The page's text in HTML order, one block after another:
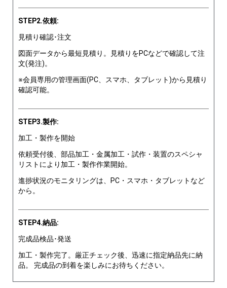
STEP2.依頼:
見積り確認･注文
図面データから最短見積り。見積りをPCなどで確認して注
文(発注)。
※会員専用の管理画面(PC、スマホ、タブレット)から見積り
確認可能。
STEP3.製作:
加工・製作を開始
依頼受付後、部品加工・金属加工・試作・装置のスペシャ
リストにより加工・製作作業開始。
進捗状況のモニタリングは、PC・スマホ・タブレットなど
から。
STEP4.納品:
完成品検品･発送
加工・製作完了。厳正チェック後、迅速に指定納品先に納
品。 完成品の到着を楽しみにお待ちください。